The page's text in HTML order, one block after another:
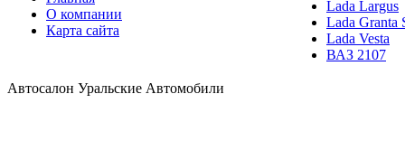
О компании
Карта сайта
Lada Largus
Lada Granta
Lada Vesta
ВАЗ 2107
Автосалон Уральские Автомобили